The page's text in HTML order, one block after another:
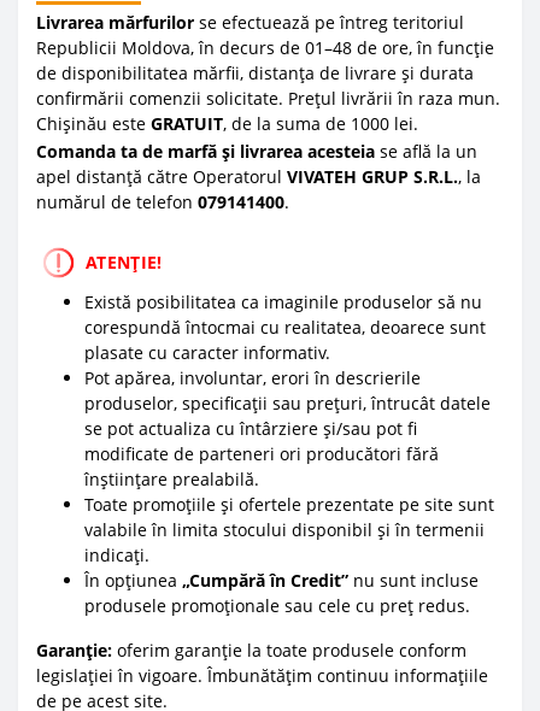
Livrarea mărfurilor se efectuează pe întreg teritoriul
Republicii Moldova, în decurs de 01–48 de ore, în funcție
de disponibilitatea mărfii, distanța de livrare și durata
confirmării comenzii solicitate. Prețul livrării în raza mun.
Chișinău este GRATUIT, de la suma de 1000 lei.
Comanda ta de marfă și livrarea acesteia se află la un
apel distanță către Operatorul VIVATEH GRUP S.R.L., la
numărul de telefon 079141400.
ATENȚIE!
Există posibilitatea ca imaginile produselor să nu
corespundă întocmai cu realitatea, deoarece sunt
plasate cu caracter informativ.
Pot apărea, involuntar, erori în descrierile
produselor, specificații sau prețuri, întrucât datele
se pot actualiza cu întârziere și/sau pot fi
modificate de parteneri ori producători fără
înștiințare prealabilă.
Toate promoțiile și ofertele prezentate pe site sunt
valabile în limita stocului disponibil și în termenii
indicați.
În opțiunea „Cumpără în Credit” nu sunt incluse
produsele promoționale sau cele cu preț redus.
Garanție: oferim garanție la toate produsele conform
legislației în vigoare. Îmbunătățim continuu informațiile
de pe acest site.